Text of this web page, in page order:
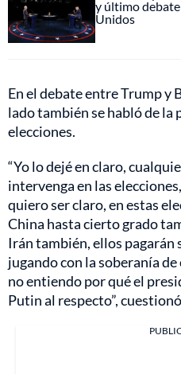
y último
Unidos
En el debate entre Trump y
lado también se habló de la
elecciones.
“Yo lo dejé en claro,
intervenga en las
quiero ser claro, en estas
China hasta cierto grado
Irán también, ellos pagarán
jugando con la soberanía
no entiendo por qué el
Putin al respecto”,